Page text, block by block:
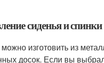
сиденья и спинки
изготовить из
досок. Если вы